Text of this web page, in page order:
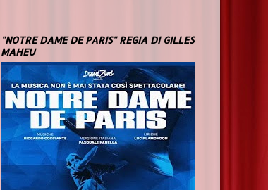
"NOTRE DAME DE PARIS" REGIA DI GILLES
MAHEU